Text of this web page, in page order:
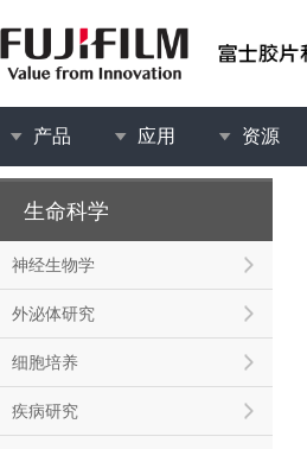
产品 应用 资源
生命科学
神经生物学
外泌体研究
细胞培养
疾病研究